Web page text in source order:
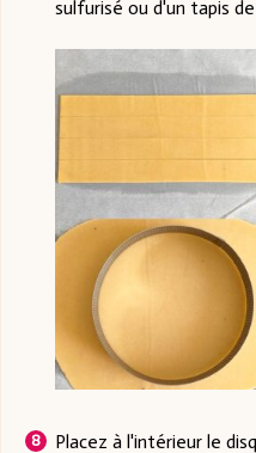
sulfurisé ou d'un tapis de
Placez à l'intérieur le